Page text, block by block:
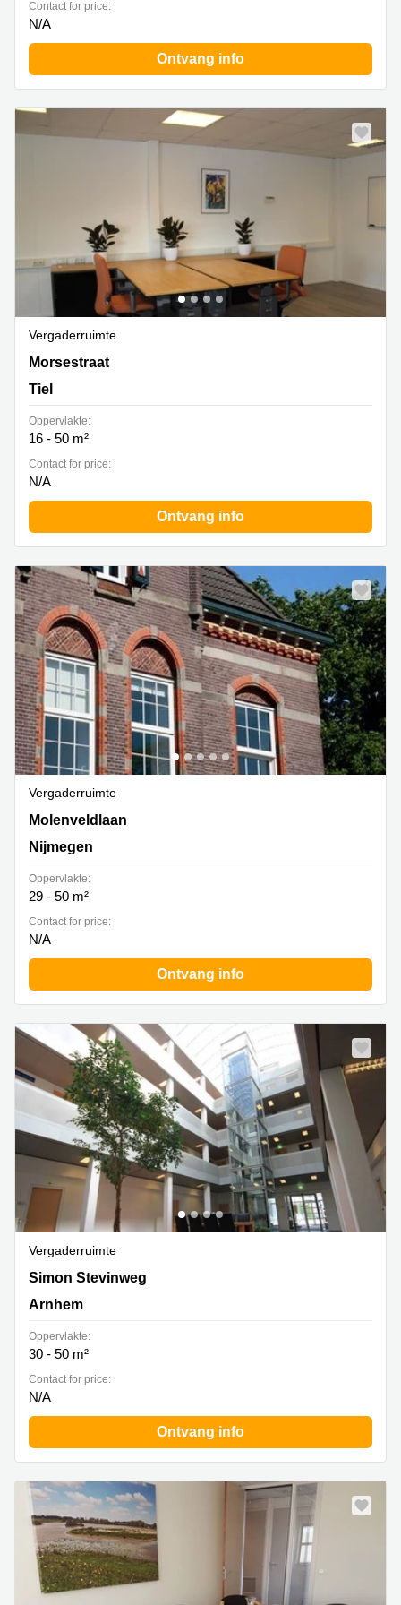
Contact for price:
N/A
Ontvang info
Vergaderruimte
Morsestraat 8, Tiel
Morsestraat
Tiel
Oppervlakte:
16 - 50 m²
Contact for price:
N/A
Ontvang info
Vergaderruimte
Molenveldlaan 152, Nijmegen
Molenveldlaan
Nijmegen
Oppervlakte:
29 - 50 m²
Contact for price:
N/A
Ontvang info
Vergaderruimte
Simon Stevinweg 27, Arnhem
Simon Stevinweg
Arnhem
Oppervlakte:
30 - 50 m²
Contact for price:
N/A
Ontvang info